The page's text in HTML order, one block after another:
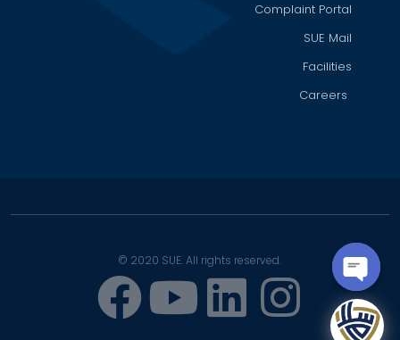
Complaint Portal
SUE Mail
Facilities
Careers
© 2020 SUE. All rights reserved.
OPEN
CHATY